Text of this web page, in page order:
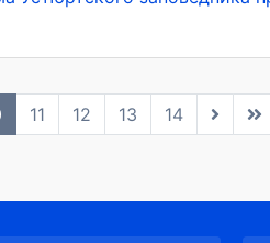
11 12 13 14